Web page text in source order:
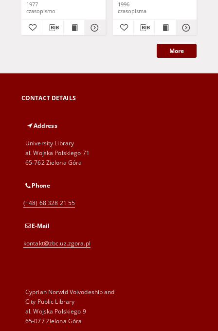
1977
czasopismo
1996
czasopisma
More
CONTACT DETAILS
Address
University Library
al. Wojska Polskiego 71
65-762 Zielona Góra
Phone
(+48) 68 328 21 55
E-Mail
kontakt@zbc.uz.zgora.pl
Cyprian Norwid Voivodeship and
City Public Library
al. Wojska Polskiego 9
65-077 Zielona Góra